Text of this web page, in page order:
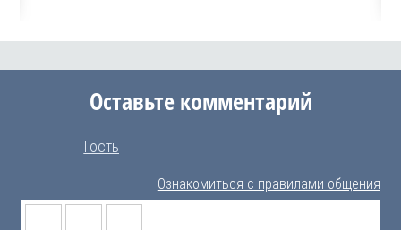
Оставьте комментарий
Гость
Ознакомиться с правилами общения